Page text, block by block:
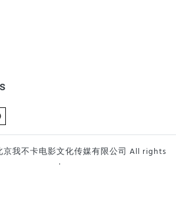
我不卡电影文化传媒有限公司 All rights
reserved.